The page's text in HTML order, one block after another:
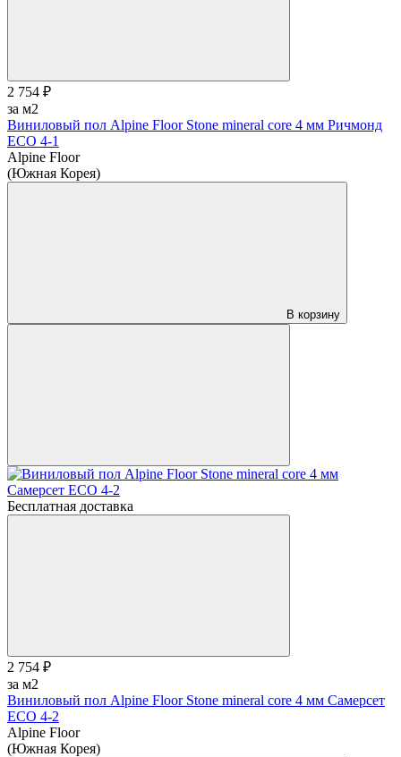
2 754 ₽
за м2
Виниловый пол Alpine Floor Stone mineral core 4 мм Ричмонд
ЕСО 4-1
Alpine Floor
(Южная Корея)
В корзину
Бесплатная доставка
2 754 ₽
за м2
Виниловый пол Alpine Floor Stone mineral core 4 мм Самерсет
ЕСО 4-2
Alpine Floor
(Южная Корея)